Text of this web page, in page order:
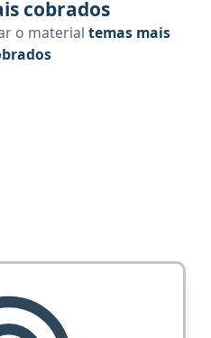
cobrados
o material temas mais